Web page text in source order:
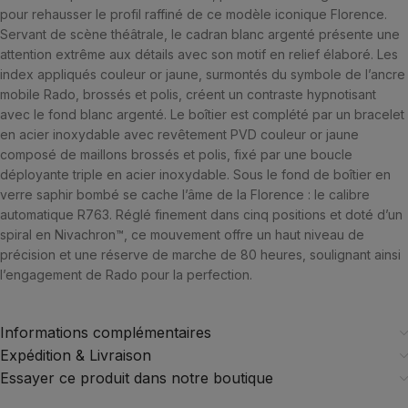
pour rehausser le profil raffiné de ce modèle iconique Florence.
Servant de scène théâtrale, le cadran blanc argenté présente une
attention extrême aux détails avec son motif en relief élaboré. Les
index appliqués couleur or jaune, surmontés du symbole de l’ancre
mobile Rado, brossés et polis, créent un contraste hypnotisant
avec le fond blanc argenté. Le boîtier est complété par un bracelet
en acier inoxydable avec revêtement PVD couleur or jaune
composé de maillons brossés et polis, fixé par une boucle
déployante triple en acier inoxydable. Sous le fond de boîtier en
verre saphir bombé se cache l’âme de la Florence : le calibre
automatique R763. Réglé finement dans cinq positions et doté d’un
spiral en Nivachron™, ce mouvement offre un haut niveau de
précision et une réserve de marche de 80 heures, soulignant ainsi
l’engagement de Rado pour la perfection.
Informations complémentaires
Expédition & Livraison
Essayer ce produit dans notre boutique